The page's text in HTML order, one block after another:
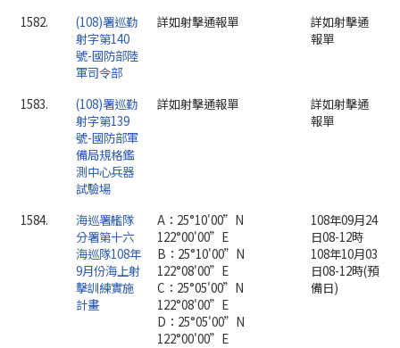
1582.
(108)署巡勤
射字第140
號-國防部陸
軍司令部
詳如射擊通報單
詳如射擊通
報單
1583.
(108)署巡勤
射字第139
號-國防部軍
備局規格鑑
測中心兵器
試驗場
詳如射擊通報單
詳如射擊通
報單
1584.
海巡署艦隊
分署第十六
海巡隊108年
9月份海上射
擊訓練實施
計畫
A：25°10'00”N
122°00'00”E
B：25°10'00”N
122°08'00”E
C：25°05'00”N
122°08'00”E
D：25°05'00”N
122°00'00”E
108年09月24
日08-12時
108年10月03
日08-12時(預
備日)